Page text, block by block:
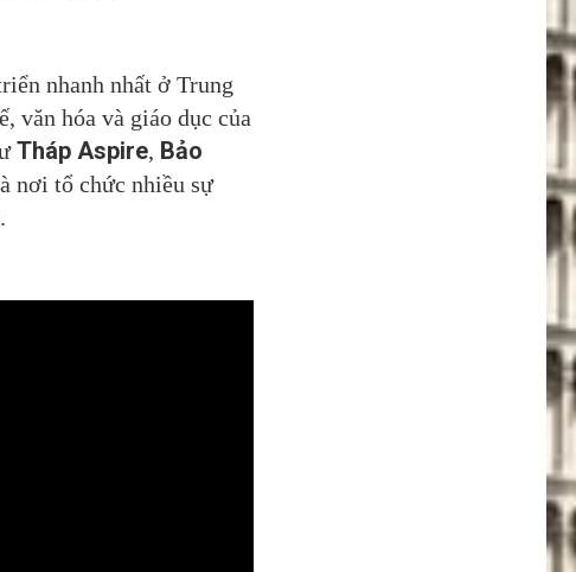
nhanh nhất ở Trung
văn hóa và giáo dục của
Tháp Aspire, Bảo
nơi tổ chức nhiều sự